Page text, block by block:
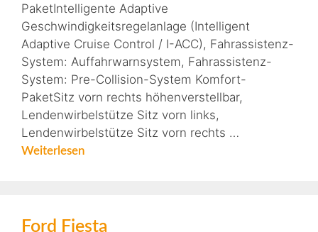
PaketIntelligente Adaptive
Geschwindigkeitsregelanlage (Intelligent
Adaptive Cruise Control / I-ACC), Fahrassistenz-
System: Auffahrwarnsystem, Fahrassistenz-
System: Pre-Collision-System Komfort-
PaketSitz vorn rechts höhenverstellbar,
Lendenwirbelstütze Sitz vorn links,
Lendenwirbelstütze Sitz vorn rechts …
Weiterlesen
Ford Fiesta